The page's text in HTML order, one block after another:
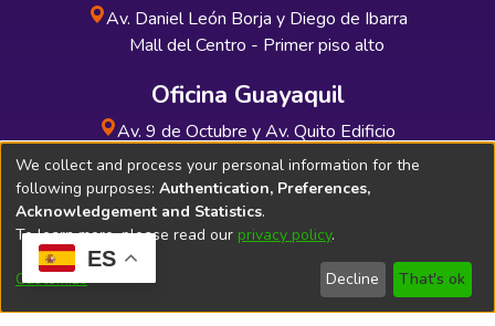
ES
Av. Daniel León Borja y Diego de Ibarra
Mall del Centro - Primer piso alto
Oficina Guayaquil
Av. 9 de Octubre y Av. Quito Edificio
INDUAUTO - Planta baja
Soporte Técnico Bibliolatino.com
We collect and process your personal information for the
following purposes: Authentication, Preferences,
Acknowledgement and Statistics.
To learn more, please read our privacy policy.
Customize Decline That's ok